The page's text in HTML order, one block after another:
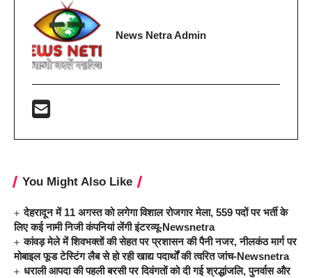
News Netra Admin
You Might Also Like
देहरादून में 11 अगस्त को लगेगा विशाल रोजगार मेला, 559 पदों पर भर्ती के
लिए कई नामी निजी कंपनियां लेंगी इंटरव्यू-Newsnetra
कांवड़ मेले में शिवभक्तों की सेहत पर प्रशासन की पैनी नजर, नीलकंठ मार्ग पर
मोबाइल फूड टेस्टिंग लैब से हो रही खाद्य पदार्थों की त्वरित जांच-Newsnetra
धराली आपदा की पहली बरसी पर दिवंगतों को दी गई श्रद्धांजलि, पुनर्वास और